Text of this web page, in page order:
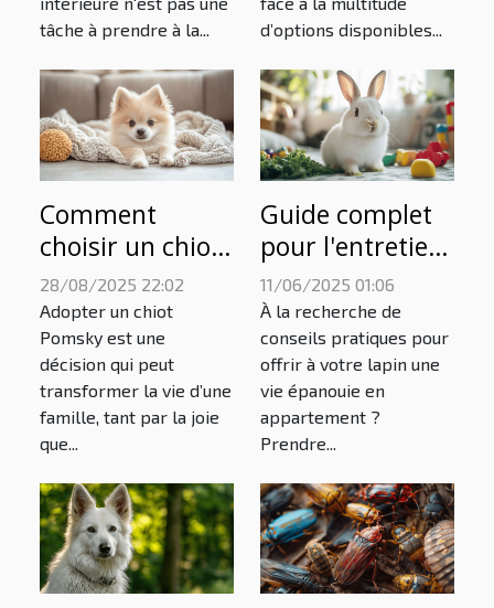
intérieure ?
tâche à prendre à la...
votre animal ?
d’options disponibles...
Comment
choisir un chiot
Pomsky adapté
à votre famille ?
28/08/2025 22:02
Adopter un chiot
Pomsky est une
décision qui peut
transformer la vie d’une
famille, tant par la joie
que...
Guide complet
pour l'entretien
des lapins en
appartement
11/06/2025 01:06
À la recherche de
conseils pratiques pour
offrir à votre lapin une
vie épanouie en
appartement ?
Prendre...